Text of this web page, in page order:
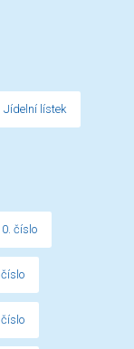
Jídelní lístek
číslo